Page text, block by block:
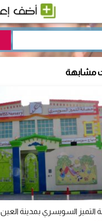
مشابهة
التميز السويسري بمدينة العين